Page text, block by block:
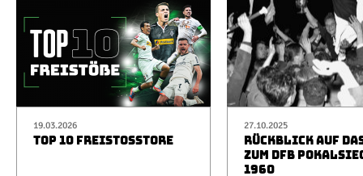
19.03.2026
TOP 10 FREISTOSSTORE
27.10.2025
RÜCKBLICK AUF
ZUM DFB
1960